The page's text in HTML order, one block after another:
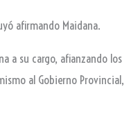
afirmando Maidana.
a su cargo, afianzando los
al Gobierno Provincial,